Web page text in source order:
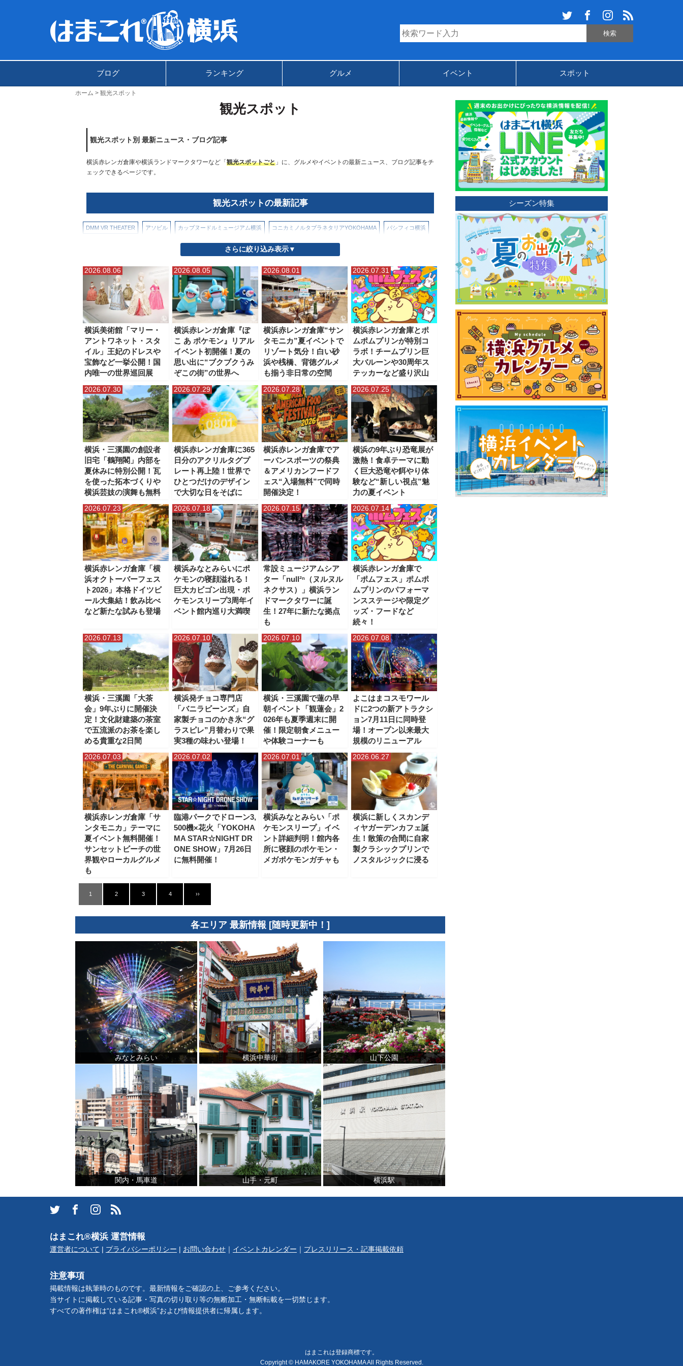
ブログ ランキング グルメ イベント スポット
ホーム 観光スポット
観光スポット
観光スポット別 最新ニュース・ブログ記事
横浜赤レンガ倉庫や横浜ランドマークタワーなど「観光スポットごと」に、グルメやイベントの最新ニュース、ブログ記事をチ
ェックできるページです。
観光スポットの最新記事
DMM VR THEATER アソビル カップヌードルミュージアム横浜 コニカミノルタプラネタリアYOKOHAMA パシフィコ横浜
ヨコハマエアキャビン（ロープウェイ） よこはまコスモワールド
帆船日本丸（日本丸メモリアルパーク） 新横浜ラーメン博物館（ラー博） 日本郵船氷川丸 横浜・三溪園
横浜・八景島シーパラダイス 横浜アンパンマンこどもミュージアム 横浜ハンマーヘッド 横浜ベイブリッジスカイウォーク
横浜マリンタワー 横浜ランドマークタワー 横浜人形の家 横浜公園 横浜港大さん橋 横浜美術館 横浜赤レンガ倉庫
水陸両用バス（横浜みなとみらい） 臨港パーク 象の鼻パーク・象の鼻テラス
さらに絞り込み表示▼
2026.08.06
横浜美術館「マリー・
アントワネット・スタ
イル」王妃のドレスや
宝飾など一挙公開！国
内唯一の世界巡回展
2026.08.05
横浜赤レンガ倉庫『ぽ
こ あ ポケモン』リアル
イベント初開催！夏の
思い出に“ブクブクうみ
ぞこの街”の世界へ
2026.08.01
横浜赤レンガ倉庫“サン
タモニカ”夏イベントで
リゾート気分！白い砂
浜や桟橋、背徳グルメ
も揃う非日常の空間
2026.07.31
横浜赤レンガ倉庫とポ
ムポムプリンが特別コ
ラボ！チームプリン巨
大バルーンや30周年ス
テッカーなど盛り沢山
2026.07.30
横浜・三溪園の創設者
旧宅「鶴翔閣」内部を
夏休みに特別公開！瓦
を使った拓本づくりや
横浜芸妓の演舞も無料
2026.07.29
横浜赤レンガ倉庫に365
日分のアクリルタグプ
レート再上陸！世界で
ひとつだけのデザイン
で大切な日をそばに
2026.07.28
横浜赤レンガ倉庫でア
ーバンスポーツの祭典
＆アメリカンフードフ
ェス“入場無料”で同時
開催決定！
2026.07.25
横浜の9年ぶり恐竜展が
激熱！食卓テーマに動
く巨大恐竜や餌やり体
験など“新しい視点”魅
力の夏イベント
2026.07.23
横浜赤レンガ倉庫「横
浜オクトーバーフェス
ト2026」本格ドイツビ
ール大集結！飲み比べ
など新たな試みも登場
2026.07.18
横浜みなとみらいにポ
ケモンの寝顔溢れる！
巨大カビゴン出現・ポ
ケモンスリープ3周年イ
ベント館内巡り大満喫
2026.07.15
常設ミュージアムシア
ター「null²ⁿ（ヌルヌル
ネクサス）」横浜ラン
ドマークタワーに誕
生！27年に新たな拠点
も
2026.07.14
横浜赤レンガ倉庫で
「ポムフェス」ポムポ
ムプリンのパフォーマ
ンスステージや限定グ
ッズ・フードなど
続々！
2026.07.13
横浜・三溪園「大茶
会」9年ぶりに開催決
定！文化財建築の茶室
で五流派のお茶を楽し
める貴重な2日間
2026.07.10
横浜発チョコ専門店
「バニラビーンズ」自
家製チョコのかき氷“グ
ラスピレ”月替わりで果
実3種の味わい登場！
2026.07.10
横浜・三溪園で蓮の早
朝イベント「観蓮会」2
026年も夏季週末に開
催！限定朝食メニュー
や体験コーナーも
2026.07.08
よこはまコスモワール
ドに2つの新アトラクシ
ョン7月11日に同時登
場！オープン以来最大
規模のリニューアル
2026.07.03
横浜赤レンガ倉庫「サ
ンタモニカ」テーマに
夏イベント無料開催！
サンセットビーチの世
界観やローカルグルメ
も
2026.07.02
臨港パークでドローン3,
500機×花火「YOKOHA
MA STAR☆NIGHT DR
ONE SHOW」7月26日
に無料開催！
2026.07.01
横浜みなとみらい「ポ
ケモンスリープ」イベ
ント詳細判明！館内各
所に寝顔のポケモン・
メガポケモンガチャも
2026.06.27
横浜に新しくスカンデ
ィヤガーデンカフェ誕
生！散策の合間に自家
製クラシックプリンで
ノスタルジックに浸る
1 2 3 4 ››
各エリア 最新情報 [随時更新中！]
みなとみらい 横浜中華街 山下公園
関内・馬車道 山手・元町 横浜駅
シーズン特集
はまこれ®横浜 運営情報
運営者について プライバシーポリシー お問い合わせ イベントカレンダー プレスリリース・記事掲載依頼
注意事項
掲載情報は執筆時のものです。最新情報をご確認の上、ご参考ください。
当サイトに掲載している記事・写真の切り取り等の無断加工・無断転載を一切禁じます。
すべての著作権は“はまこれ®横浜”および情報提供者に帰属します。
はまこれは登録商標です。
Copyright © HAMAKORE YOKOHAMA All Rights Reserved.